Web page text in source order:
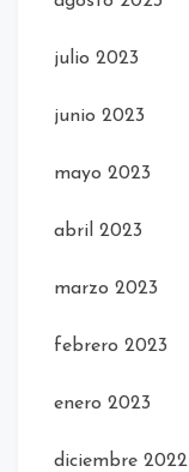
julio 2023
junio 2023
mayo 2023
abril 2023
marzo 2023
febrero 2023
enero 2023
diciembre 2022